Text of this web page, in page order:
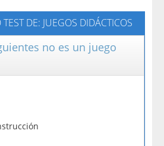
TEST DE: JUEGOS DIDÁCTICOS
no es un juego